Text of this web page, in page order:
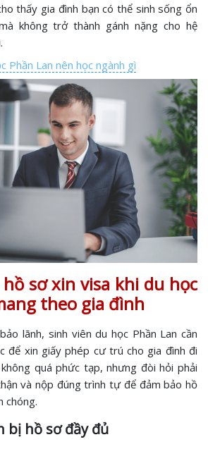
thấy gia đình bạn có thể sinh sống ổn
không trở thành gánh nặng cho hệ
Phần Lan nên học ngành gì
sơ xin visa khi du học
theo gia đình
lãnh, sinh viên du học Phần Lan cần
để xin giấy phép cư trú cho gia đình đi
quá phức tạp, nhưng đòi hỏi phải
và nộp đúng trình tự để đảm bảo hồ
chóng.
bị hồ sơ đầy đủ